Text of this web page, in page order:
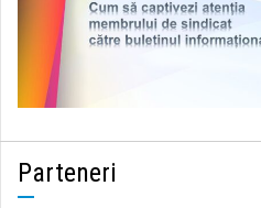
Parteneri